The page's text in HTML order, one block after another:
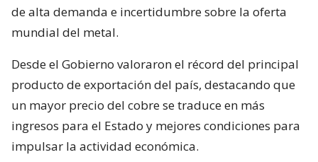
de alta demanda e incertidumbre sobre la oferta
mundial del metal.
Desde el Gobierno valoraron el récord del principal
producto de exportación del país, destacando que
un mayor precio del cobre se traduce en más
ingresos para el Estado y mejores condiciones para
impulsar la actividad económica.